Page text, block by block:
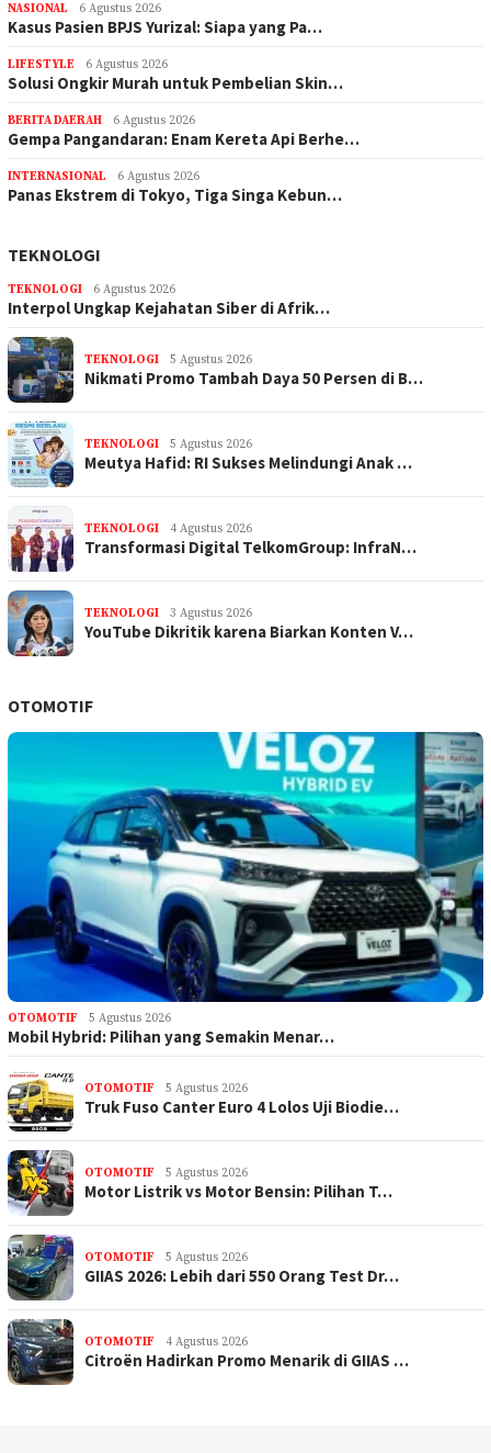
NASIONAL 6 Agustus 2026
Kasus Pasien BPJS Yurizal: Siapa yang Pa…
LIFESTYLE 6 Agustus 2026
Solusi Ongkir Murah untuk Pembelian Skin…
BERITA DAERAH 6 Agustus 2026
Gempa Pangandaran: Enam Kereta Api Berhe…
INTERNASIONAL 6 Agustus 2026
Panas Ekstrem di Tokyo, Tiga Singa Kebun…
TEKNOLOGI
TEKNOLOGI 6 Agustus 2026
Interpol Ungkap Kejahatan Siber di Afrik…
TEKNOLOGI 5 Agustus 2026
Nikmati Promo Tambah Daya 50 Persen di B…
TEKNOLOGI 5 Agustus 2026
Meutya Hafid: RI Sukses Melindungi Anak …
TEKNOLOGI 4 Agustus 2026
Transformasi Digital TelkomGroup: InfraN…
TEKNOLOGI 3 Agustus 2026
YouTube Dikritik karena Biarkan Konten V…
OTOMOTIF
OTOMOTIF 5 Agustus 2026
Mobil Hybrid: Pilihan yang Semakin Menar…
OTOMOTIF 5 Agustus 2026
Truk Fuso Canter Euro 4 Lolos Uji Biodie…
OTOMOTIF 5 Agustus 2026
Motor Listrik vs Motor Bensin: Pilihan T…
OTOMOTIF 5 Agustus 2026
GIIAS 2026: Lebih dari 550 Orang Test Dr…
OTOMOTIF 4 Agustus 2026
Citroën Hadirkan Promo Menarik di GIIAS …